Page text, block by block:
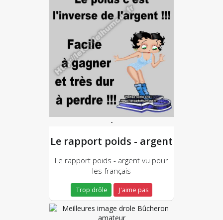
-
Le rapport poids - argent
Le rapport poids - argent vu pour
les français
Trop drôle J'aime pas